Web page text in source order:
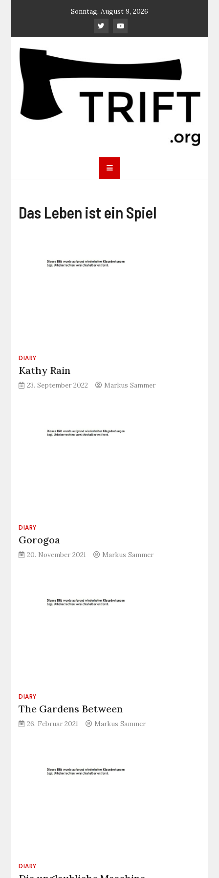
Sonntag, August 9, 2026
Das Leben ist ein Spiel
DIARY
Kathy Rain
23. September 2022 Markus Sammer
DIARY
Gorogoa
20. November 2021 Markus Sammer
DIARY
The Gardens Between
26. Februar 2021 Markus Sammer
DIARY